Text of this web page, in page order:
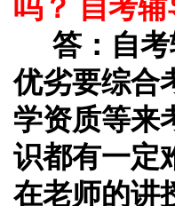
吗？ 自考
答：自
优劣要综合
学资质等来
识都有一定
在老师的讲